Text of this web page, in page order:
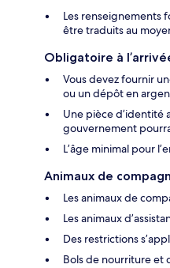
Les renseignements
être traduits au
Obligatoire à
Vous devez fournir
ou un dépôt en
Une pièce d’identité
gouvernement
L’âge minimal pour
Animaux de
Les animaux de
Les animaux
Des restrictions
Bols de nourriture et